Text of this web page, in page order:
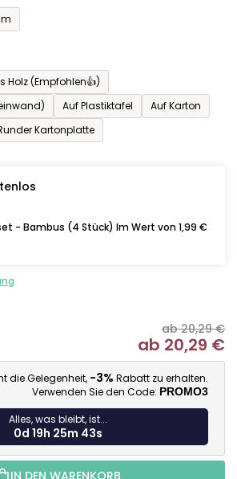
Holz (Empfohlen👍)
Auf Plastiktafel
Auf Karton
Kartonplatte
- Bambus (4 Stück) Im Wert von 1,99 €
ab 20,29 €
ab 20,29 €
die Gelegenheit, -3% Rabatt zu erhalten.
Verwenden Sie den Code: PROMO3
Alles, was bleibt, ist...
0d 19h 25m 43s